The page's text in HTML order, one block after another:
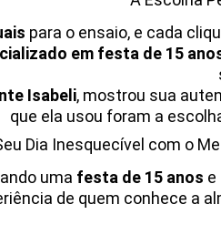
para o ensaio, e cada
em festa de 15
Isabeli, mostrou sua
que ela usou foram a
Dia Inesquecível com o
uma festa de 15 anos e
de quem conhece a